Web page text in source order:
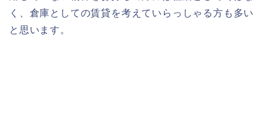
く、倉庫としての賃貸を考えていらっしゃる方も多い
と思います。